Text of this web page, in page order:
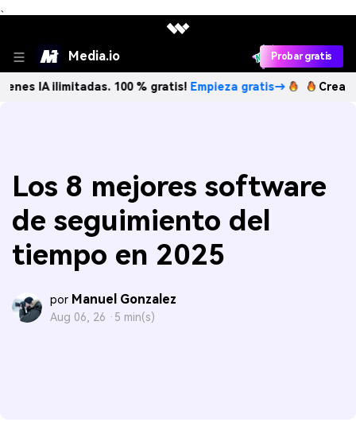
、
Media.io Probar gratis
100 % gratis! Empieza gratis→ Crea imágenes
Los 8 mejores software
de seguimiento del
tiempo en 2025
por Manuel Gonzalez
Aug 06, 26 · 5 min(s)